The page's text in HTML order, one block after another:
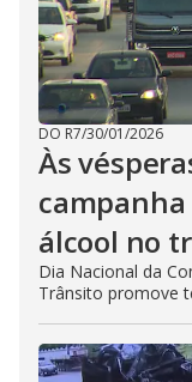
DO R7/30/01/2026
Às
álcool no
Dia Nacional da
Trânsito promove